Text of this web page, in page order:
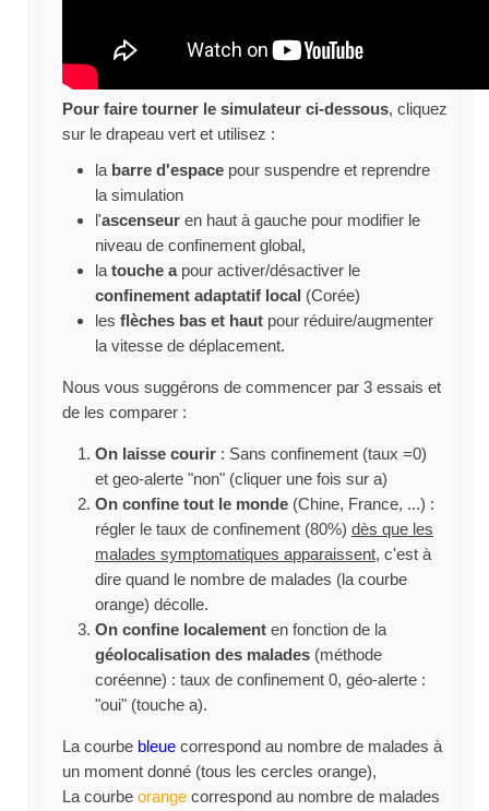
Pour faire tourner le simulateur ci-dessous, cliquez
sur le drapeau vert et utilisez :
la barre d'espace pour suspendre et reprendre
la simulation
l'ascenseur en haut à gauche pour modifier le
niveau de confinement global,
la touche apour activer/désactiver le
confinement adaptatif local (Corée)
les flèches bas et haut pour réduire/augmenter
la vitesse de déplacement.
Nous vous suggérons de commencer par 3 essais et
de les comparer :
On laisse courir : Sans confinement (taux =0)
et geo-alerte "non" (cliquer une fois sur a)
On confine tout le monde (Chine, France, ...) :
régler le taux de confinement (80%) dès que les
malades symptomatiques apparaissent, c'est à
dire quand le nombre de malades (la courbe
orange) décolle.
On confine localement en fonction de la
géolocalisation des malades (méthode
coréenne) : taux de confinement 0, géo-alerte :
"oui" (touche a).
La courbe bleue correspond au nombre de malades à
un moment donné (tous les cercles orange),
La courbe orange correspond au nombre de malades